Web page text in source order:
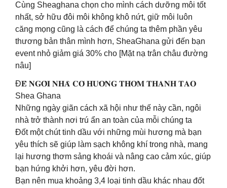
Cùng Sheaghana chọn cho mình cách dưỡng môi tốt
nhất, sở hữu đôi môi không khô nứt, giữ môi luôn
căng mọng cũng là cách để chúng ta thêm phần yêu
thương bản thân mình hơn, SheaGhana gửi đến bạn
event nhỏ giảm giá 30% cho [Mặt nạ trân châu đường
nâu]
Đ𝐄̂̉ 𝐍𝐆𝐎̂𝐈 𝐍𝐇𝐀̀ 𝐂𝐎́ 𝐇𝐔̛𝐎̛𝐍𝐆 𝐓𝐇𝐎̛𝐌 𝐓𝐇𝐀𝐍𝐇 𝐓𝐀𝐎
Shea Ghana
Những ngày giãn cách xã hội như thế này cần, ngôi
nhà trở thành nơi trú ẩn an toàn của mỗi chúng ta
Đốt một chút tinh dầu với những mùi hương mà bạn
yêu thích sẽ giúp làm sạch không khí trong nhà, mang
lại hương thơm sảng khoái và nâng cao cảm xúc, giúp
bạn hứng khởi hơn, yêu đời hơn.
Bạn nên mua khoảng 3,4 loại tinh dầu khác nhau đốt